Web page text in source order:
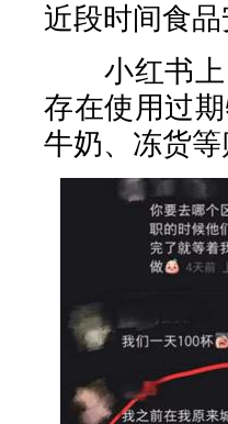
近段时间食品
小红书上
存在使用过
牛奶、冻货